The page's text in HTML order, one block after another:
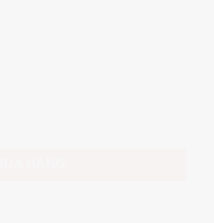
nữ Inner Supple 20 viên số lượng